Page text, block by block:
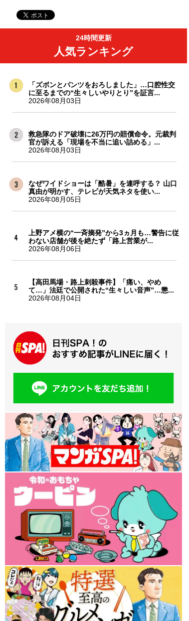
24時間更新
人気ランキング
「ズボンとパンツをおろしました」…口腔性交
に至るまでの“生々しいやりとり”を証言...
2026年08月03日
救急隊のドア破壊に26万円の賠償命令。元裁判
官が訴える「現場を不当に追い詰める」...
2026年08月03日
なぜワイドショーは「酷暑」を連呼する？ 山口
真由が明かす、テレビが天気ネタを使い...
2026年08月05日
上野アメ横の“一斉摘発”から3ヵ月も…警告に従
わない店舗が後を絶たず「路上営業が...
2026年08月06日
【高田馬場・路上刺殺事件】「痛い、やめ
て…」法廷で公開された“生々しい音声”…懲...
2026年08月04日